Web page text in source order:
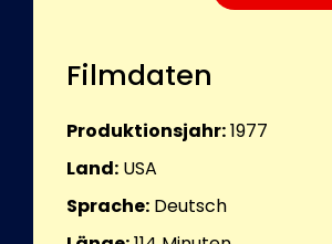
Filmdaten
Produktionsjahr:1977
Land: USA
Sprache: Deutsch